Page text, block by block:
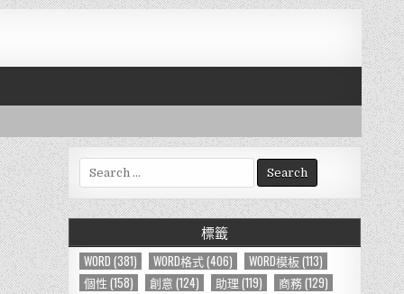
e
a
r
h
f
標籤
WORD (381) WORD格式(406) WORD模板(113)
個性 (158) 創意 (124) 助理 (119) 商務(129)